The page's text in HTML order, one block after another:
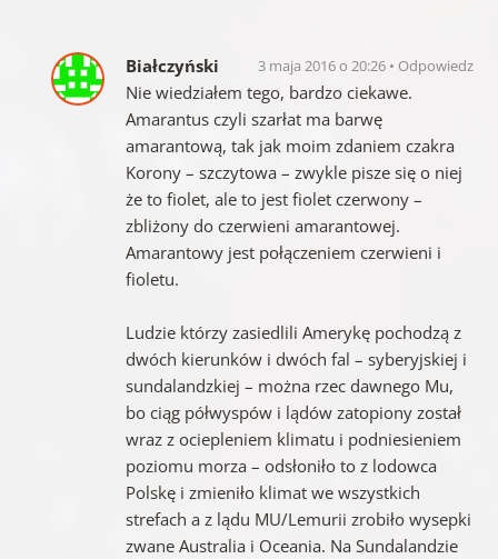
Białczyński 3 maja 2016 o 20:26 Odpowiedz
Nie wiedziałem tego, bardzo ciekawe.
Amarantus czyli szarłat ma barwę
amarantową, tak jak moim zdaniem czakra
Korony – szczytowa – zwykle pisze się o niej
że to fiolet, ale to jest fiolet czerwony –
zbliżony do czerwieni amarantowej.
Amarantowy jest połączeniem czerwieni i
fioletu.
Ludzie którzy zasiedlili Amerykę pochodzą z
dwóch kierunków i dwóch fal – syberyjskiej i
sundalandzkiej – można rzec dawnego Mu,
bo ciąg półwyspów i lądów zatopiony został
wraz z ociepleniem klimatu i podniesieniem
poziomu morza – odsłoniło to z lodowca
Polskę i zmieniło klimat we wszystkich
strefach a z lądu MU/Lemurii zrobiło wysepki
zwane Australia i Oceania. Na Sundalandzie